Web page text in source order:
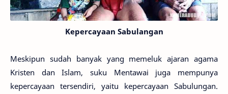
Kepercayaan Sabulangan
Meskipun sudah banyak yang memeluk ajaran agama
Kristen dan Islam, suku Mentawai juga mempunya
kepercayaan tersendiri, yaitu kepercayaan Sabulungan.